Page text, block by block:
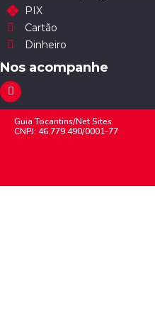
PIX
Cartão
Dinheiro
Nos acompanhe
Guia Tocantins/Net Sites
CNPJ: 46.779.490/0001-77